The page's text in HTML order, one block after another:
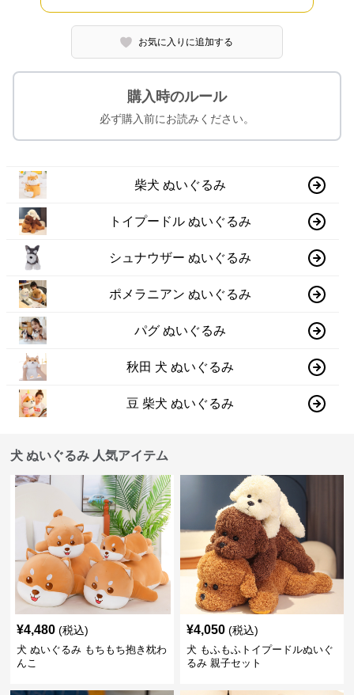
お気に入りに追加する
購入時のルール
必ず購入前にお読みください。
柴犬 ぬいぐるみ
トイプードル ぬいぐるみ
シュナウザー ぬいぐるみ
ポメラニアン ぬいぐるみ
パグ ぬいぐるみ
秋田 犬 ぬいぐるみ
豆 柴犬 ぬいぐるみ
犬 ぬいぐるみ 人気アイテム
¥4,480 (税込)
犬 ぬいぐるみ もちもち抱き枕わ
んこ
¥4,050 (税込)
犬 もふもふトイプードルぬいぐ
るみ 親子セット